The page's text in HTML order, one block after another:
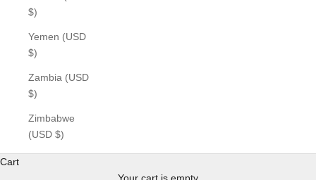
$)
Yemen (USD
$)
Zambia (USD
$)
Zimbabwe
(USD $)
Cart
Your cart is empty